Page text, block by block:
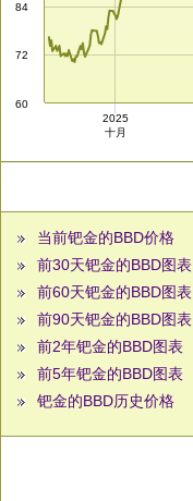
60
72
84
2025
十月
当前钯金的BBD价格
前30天钯金的BBD图表
前60天钯金的BBD图表
前90天钯金的BBD图表
前2年钯金的BBD图表
前5年钯金的BBD图表
钯金的BBD历史价格